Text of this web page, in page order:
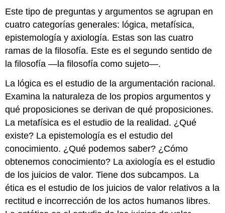
Este tipo de preguntas y argumentos se agrupan en
cuatro categorías generales: lógica, metafísica,
epistemología y axiología. Estas son las cuatro
ramas de la filosofía. Este es el segundo sentido de
la filosofía —la filosofía como sujeto—.
La lógica es el estudio de la argumentación racional.
Examina la naturaleza de los propios argumentos y
qué proposiciones se derivan de qué proposiciones.
La metafísica es el estudio de la realidad. ¿Qué
existe? La epistemología es el estudio del
conocimiento. ¿Qué podemos saber? ¿Cómo
obtenemos conocimiento? La axiología es el estudio
de los juicios de valor. Tiene dos subcampos. La
ética es el estudio de los juicios de valor relativos a la
rectitud e incorrección de los actos humanos libres.